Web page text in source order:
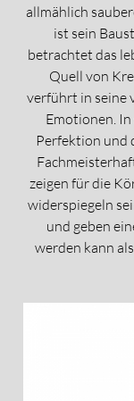
allmählich
ist sein
betrachtet das
Quell von
verführt in seine
Emotionen.
Perfektion und
zeigen für die
widerspiegeln
und geben
werden kann